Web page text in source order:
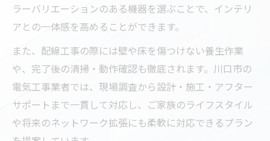
ラーバリエーションのある機器を選ぶことで、インテリ
アとの一体感を高めることができます。
また、配線工事の際には壁や床を傷つけない養生作業
や、完了後の清掃・動作確認も徹底されます。川口市の
電気工事業者では、現場調査から設計・施工・アフター
サポートまで一貫して対応し、ご家族のライフスタイル
や将来のネットワーク拡張にも柔軟に対応できるプラン